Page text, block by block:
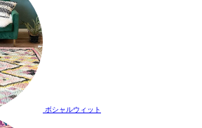
ボシャルウィット